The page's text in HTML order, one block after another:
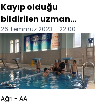
Kayıp olduğu
bildirilen uzman
çavuş ölü bulundu
26 Temmuz 2023 - 22:00
Ağrı - AA